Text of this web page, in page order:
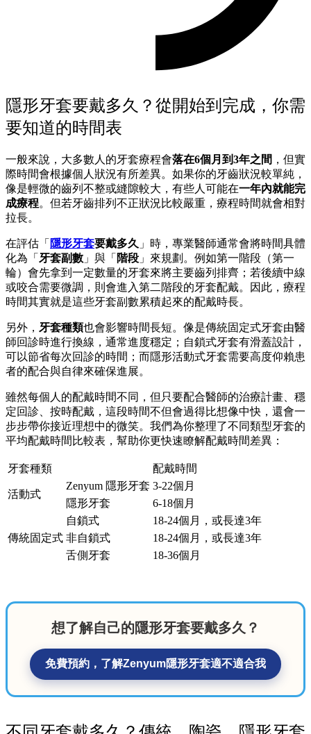
隱形牙套要戴多久？從開始到完成，你需
要知道的時間表
一般來說，大多數人的牙套療程會落在6個月到3年之間 ，但實
際時間會根據個人狀況有所差異。如果你的牙齒狀況較單純，
像是輕微的齒列不整或縫隙較大，有些人可能在一年內就能完
成療程。但若牙齒排列不正狀況比較嚴重，療程時間就會相對
拉長。
在評估「 隱形牙套要戴多久 」時，專業醫師通常會將時間具體
化為「 牙套副數 」與「 階段 」來規劃。例如第一階段（第一
輪）會先拿到一定數量的牙套來將主要齒列排齊；若後續中線
或咬合需要微調，則會進入第二階段的牙套配戴。因此，療程
時間其實就是這些牙套副數累積起來的配戴時長。
另外， 牙套種類也會影響時間長短。像是傳統固定式牙套由醫
師回診時進行換線，通常進度穩定；自鎖式牙套有滑蓋設計，
可以節省每次回診的時間；而隱形活動式牙套需要高度仰賴患
者的配合與自律來確保進展。
雖然每個人的配戴時間不同，但只要配合醫師的治療計畫、穩
定回診、按時配戴，這段時間不但會過得比想像中快，還會一
步步帶你接近理想中的微笑。我們為你整理了不同類型牙套的
平均配戴時間比較表，幫助你更快速瞭解配戴時間差異：
牙套種類 配戴時間
活動式
Zenyum 隱形牙套 3-22個月
隱形牙套
6-18個月
傳統固定式
自鎖式
18-24個月，或長達3年
非自鎖式
18-24個月，或長達3年
舌側牙套
18-36個月
想了解自己的隱形牙套要戴多久？
免費預約，了解Zenyum隱形牙套適不適合我